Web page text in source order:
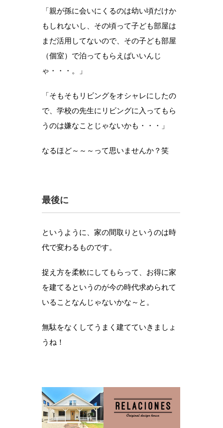
「親が孫に会いにくるのは幼い頃だけか
もしれないし、その頃って子ども部屋は
まだ活用してないので、その子ども部屋
（個室）で泊ってもらえばいいんじ
ゃ・・・。」
「そもそもリビングをオシャレにしたの
で、学校の先生にリビングに入ってもら
うのは嫌なことじゃないかも・・・」
なるほど～～～って思いませんか？笑
最後に
というように、家の間取りというのは時
代で変わるものです。
捉え方を柔軟にしてもらって、お得に家
を建てるというのが今の時代求められて
いることなんじゃないかな～と。
無駄をなくしてうまく建てていきましょ
うね！